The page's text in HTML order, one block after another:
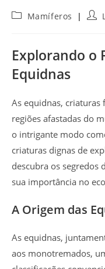
Categoria
Mamíferos
Explorando o
Equidnas
As equidnas, criaturas
regiões afastadas do
o intrigante modo
criaturas dignas de
descubra os segredos
sua importância no
A Origem das
As equidnas,
aos monotremados,